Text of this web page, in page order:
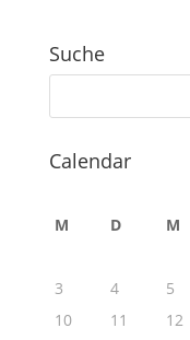
Suche
Calendar
M D M
3
4 5
10
11 12